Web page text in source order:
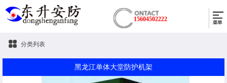
15604502222
分类列表
黑龙江单体大堂防护机架